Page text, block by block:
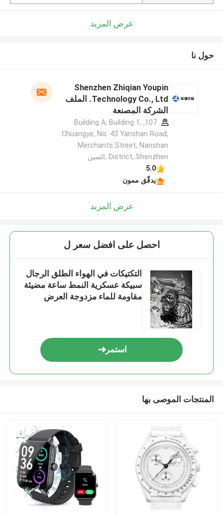
عرض المزيد
حول نا
Shenzhen Zhiqian Youpin
Technology Co., Ltd. الملف
الشركة المصنعة
107, Building A, Building 1,
Chuangye, No. 43 Yanshan Road,
Merchants Street, Nanshan
District, Shenzhen ,الصين
5.0
يدقّق ممون
عرض المزيد
احصل على افضل سعر ل
التكتيكات في الهواء الطلق الرجال
سبيكة عسكرية النمط ساعة مضيئة
مقاومة للماء مزدوجة العرض
استمر
المنتجات الموصى بها